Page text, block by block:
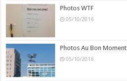
Photos WTF
05/10/2016
Photos Au Bon Moment
05/10/2016